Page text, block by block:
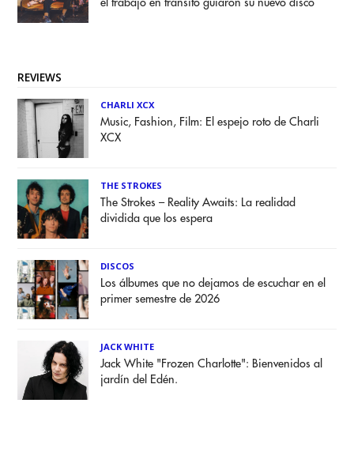
el trabajo en tránsito guiaron su nuevo disco
REVIEWS
CHARLI XCX
Music, Fashion, Film: El espejo roto de Charli
XCX
THE STROKES
The Strokes – Reality Awaits: La realidad
dividida que los espera
DISCOS
Los álbumes que no dejamos de escuchar en el
primer semestre de 2026
JACK WHITE
Jack White "Frozen Charlotte": Bienvenidos al
jardín del Edén.